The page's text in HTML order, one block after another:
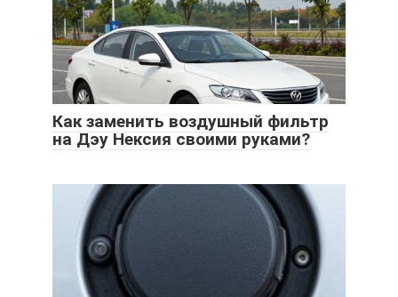
Как заменить воздушный фильтр
на Дэу Нексия своими руками?